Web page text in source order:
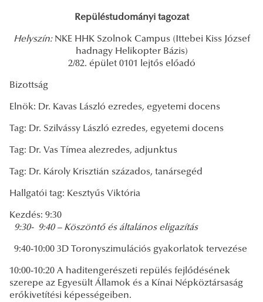
Repüléstudományi tagozat
Helyszín: NKE HHK Szolnok Campus (Ittebei Kiss József
hadnagy Helikopter Bázis)
2/82. épület 0101 lejtős előadó
Bizottság
Elnök: Dr. Kavas László ezredes, egyetemi docens
Tag: Dr. Szilvássy László ezredes, egyetemi docens
Tag: Dr. Vas Tímea alezredes, adjunktus
Tag: Dr. Károly Krisztián százados, tanársegéd
Hallgatói tag: Kesztyűs Viktória
Kezdés: 9:30
9:30- 9:40 – Köszöntő és általános eligazítás
9:40-10:00 3D Toronyszimulációs gyakorlatok tervezése
10:00-10:20 A haditengerészeti repülés fejlődésének
szerepe az Egyesült Államok és a Kínai Népköztársaság
erőkivetítési képességeiben.